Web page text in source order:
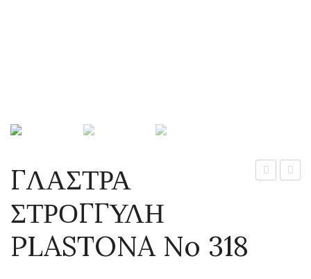
ΓΛΑΣΤΡΑ
ΣΤΡΟΓΓΥΛΗ
PLASTONA No 318